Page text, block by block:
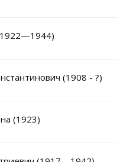
(1908 - ?)
(1923)